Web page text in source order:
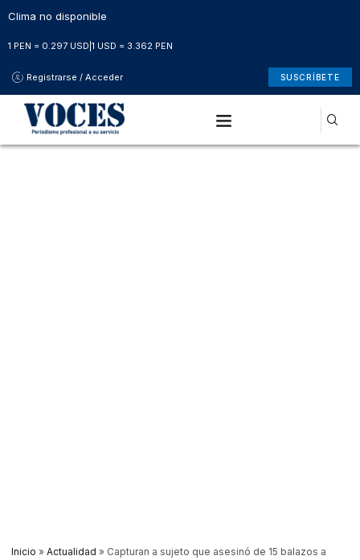
Clima no disponible
1 PEN = 0.297 USD 1 USD = 3.362 PEN
Registrarse / Acceder SUSCRÍBETE
Inicio » Actualidad » Capturan a sujeto que asesinó de 15 balazos a